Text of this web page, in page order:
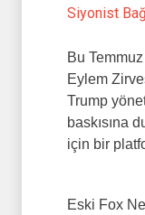
Siyonist
Bu
Eylem
Trump
baskısına
için bir
Eski Fox